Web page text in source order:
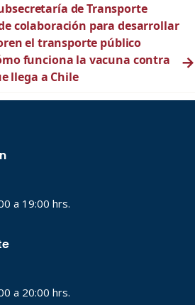
de Transporte
colaboración para desarrollar
el transporte público
funciona la vacuna contra
llega a Chile
→